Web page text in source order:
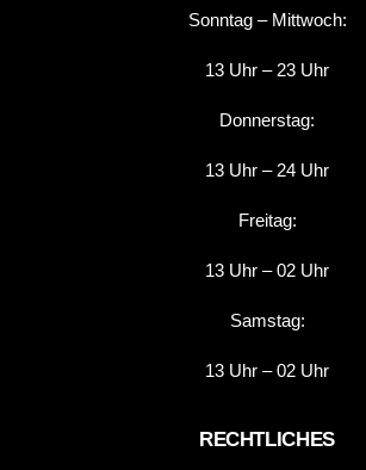
Sonntag – Mittwoch:
13 Uhr – 23 Uhr
Donnerstag:
13 Uhr – 24 Uhr
Freitag:
13 Uhr – 02 Uhr
Samstag:
13 Uhr – 02 Uhr
RECHTLICHES